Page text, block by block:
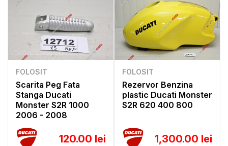
FOLOSIT
Scarita Peg Fata
Stanga Ducati
Monster S2R 1000
2006 - 2008
120.00 lei
FOLOSIT
Rezervor Benzina
plastic Ducati Monster
S2R 620 400 800
1,300.00 lei